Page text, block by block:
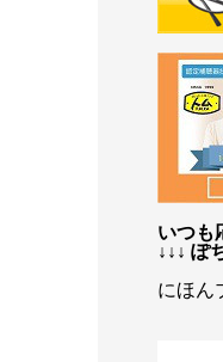
いつも
↓↓↓ ぽ
にほん